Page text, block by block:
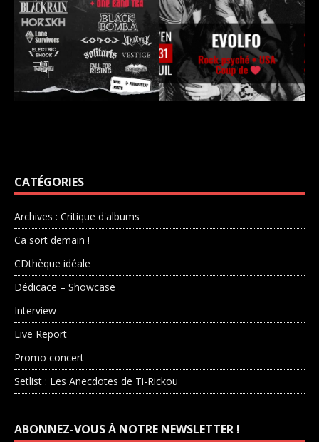
CATÉGORIES
Archives : Critique d'albums
Ca sort demain !
CDthèque idéale
Dédicace – Showcase
Interview
Live Report
Promo concert
Setlist : Les Anecdotes de Ti-Rickou
ABONNEZ-VOUS À NOTRE NEWSLETTER !